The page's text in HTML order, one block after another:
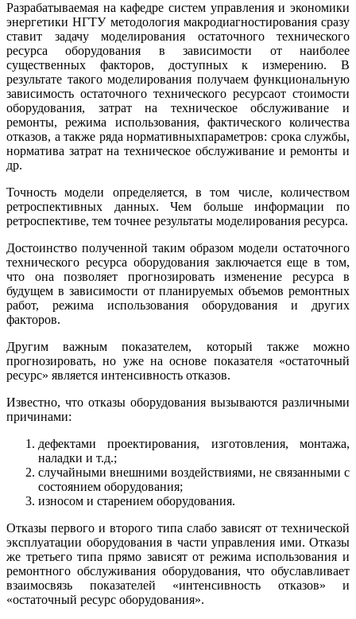
Разрабатываемая на кафедре систем управления и экономики
энергетики НГТУ методология макродиагностирования сразу
ставит задачу моделирования остаточного технического
ресурса оборудования в зависимости от наиболее
существенных факторов, доступных к измерению. В
результате такого моделирования получаем функциональную
зависимость остаточного технического ресурсаот стоимости
оборудования, затрат на техническое обслуживание и
ремонты, режима использования, фактического количества
отказов, а также ряда нормативныхпараметров: срока службы,
норматива затрат на техническое обслуживание и ремонты и
др.
Точность модели определяется, в том числе, количеством
ретроспективных данных. Чем больше информации по
ретроспективе, тем точнее результаты моделирования ресурса.
Достоинство полученной таким образом модели остаточного
технического ресурса оборудования заключается еще в том,
что она позволяет прогнозировать изменение ресурса в
будущем в зависимости от планируемых объемов ремонтных
работ, режима использования оборудования и других
факторов.
Другим важным показателем, который также можно
прогнозировать, но уже на основе показателя «остаточный
ресурс» является интенсивность отказов.
Известно, что отказы оборудования вызываются различными
причинами:
дефектами проектирования, изготовления, монтажа,
наладки и т.д.;
случайными внешними воздействиями, не связанными с
состоянием оборудования;
износом и старением оборудования.
Отказы первого и второго типа слабо зависят от технической
эксплуатации оборудования в части управления ими. Отказы
же третьего типа прямо зависят от режима использования и
ремонтного обслуживания оборудования, что обуславливает
взаимосвязь показателей «интенсивность отказов» и
«остаточный ресурс оборудования».